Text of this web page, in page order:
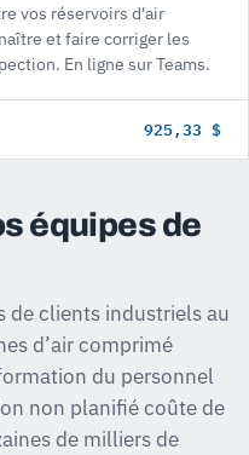
vos réservoirs d'air
et faire corriger les
En ligne sur Teams.
925,33 $
équipes de
de clients industriels au
d’air comprimé
du personnel
non planifié coûte de
de milliers de